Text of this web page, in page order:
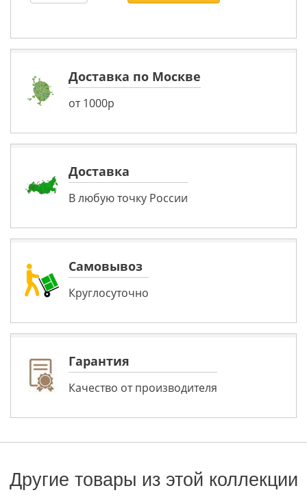
Доставка по Москве
от 1000р
Доставка
В любую точку России
Самовывоз
Круглосуточно
Гарантия
Качество от производителя
Другие товары из этой коллекции